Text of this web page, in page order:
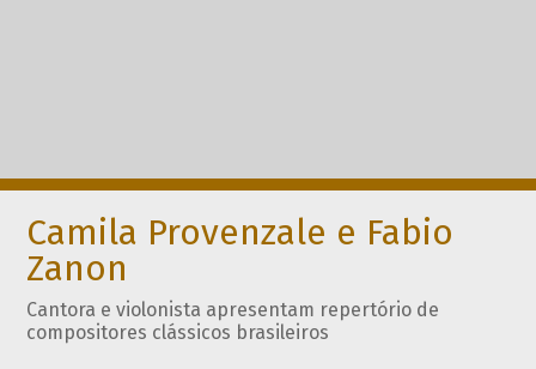
Camila Provenzale e Fabio
Zanon
Cantora e violonista apresentam repertório de
compositores clássicos brasileiros